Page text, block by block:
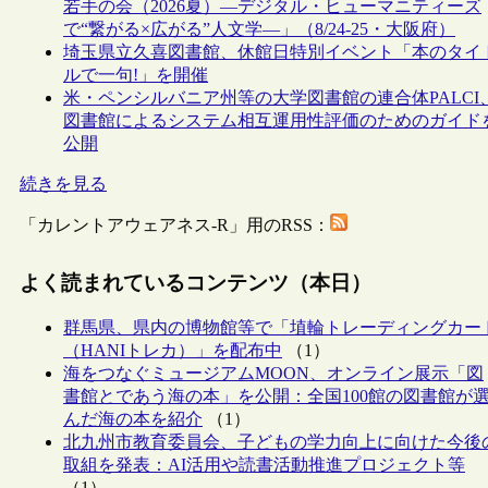
若手の会（2026夏）―デジタル・ヒューマニティーズ
で“繋がる×広がる”人文学―」（8/24-25・大阪府）
埼玉県立久喜図書館、休館日特別イベント「本のタイ
ルで一句!」を開催
米・ペンシルバニア州等の大学図書館の連合体PALCI、
図書館によるシステム相互運用性評価のためのガイド
公開
続きを見る
「カレントアウェアネス-R」用のRSS：
よく読まれているコンテンツ（本日）
群馬県、県内の博物館等で「埴輪トレーディングカー
（HANIトレカ）」を配布中
（1）
海をつなぐミュージアムMOON、オンライン展示「図
書館とであう海の本」を公開：全国100館の図書館が選
んだ海の本を紹介 （1）
北九州市教育委員会、子どもの学力向上に向けた今後
取組を発表：AI活用や読書活動推進プロジェクト等